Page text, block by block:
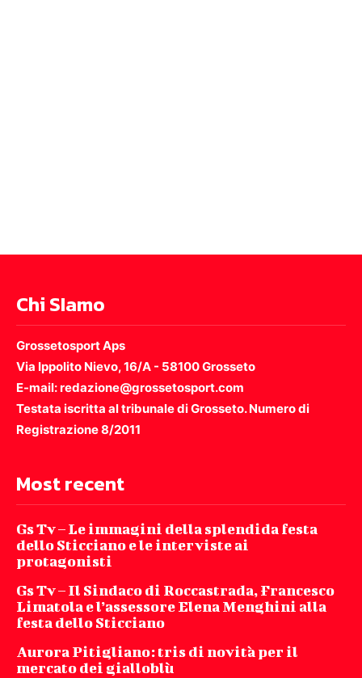
Chi SIamo
Grossetosport Aps
Via Ippolito Nievo, 16/A - 58100 Grosseto
E-mail: redazione@grossetosport.com
Testata iscritta al tribunale di Grosseto. Numero di
Registrazione 8/2011
Most recent
Gs Tv – Le immagini della splendida festa
dello Sticciano e le interviste ai
protagonisti
Gs Tv – Il Sindaco di Roccastrada, Francesco
Limatola e l’assessore Elena Menghini alla
festa dello Sticciano
Aurora Pitigliano: tris di novità per il
mercato dei gialloblù